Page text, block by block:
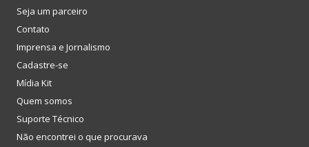
Seja um parceiro
Contato
Imprensa e Jornalismo
Cadastre-se
Mídia Kit
Quem somos
Suporte Técnico
Não encontrei o que procurava